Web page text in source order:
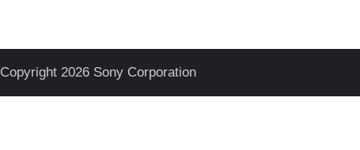
Copyright 2026 Sony Corporation